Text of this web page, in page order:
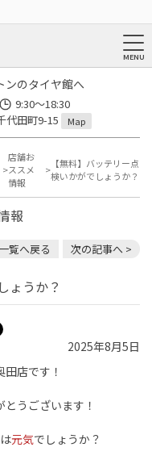
ンのタイヤ館へ
9:30～18:30
代田町9-15
Map
店舗お
ススメ
情報
【無料】バッテリー点
検いかがでしょうか？
報
一覧へ戻る 次の記事へ >
ょうか？
2025年8月5日
店です！
うございます！
元気でしょうか？